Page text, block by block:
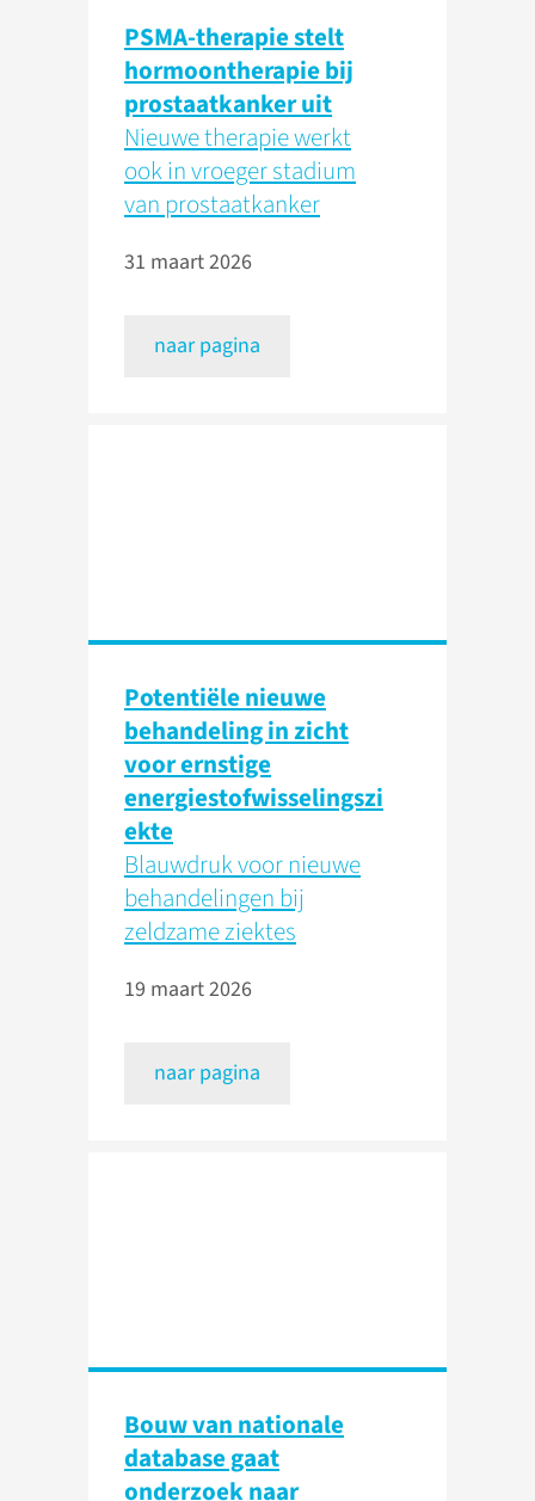
PSMA-therapie stelt
hormoontherapie bij
prostaatkanker uit
Nieuwe therapie werkt
ook in vroeger stadium
van prostaatkanker
31 maart 2026
naar pagina
Potentiële nieuwe
behandeling in zicht
voor ernstige
energiestofwisselingszi
ekte
Blauwdruk voor nieuwe
behandelingen bij
zeldzame ziektes
19 maart 2026
naar pagina
Bouw van nationale
database gaat
onderzoek naar